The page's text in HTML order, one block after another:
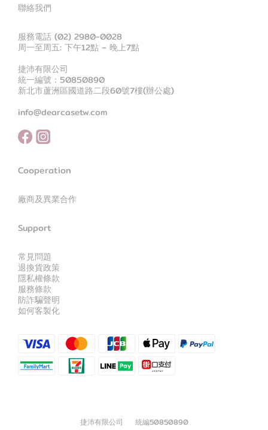
聯絡我們
服務電話 (02) 2980-0028
周一至周五: 下午12點 – 晚上7點
捷沛有限公司
統一編號：50850890
新北市蘆洲區國道路二段60號7樓(辦公處)
info@dearcasetw.com
Cooperation
廠商及異業合作
Support
常見問題
退換貨政策
隱私權條款
服務條款
防詐騙聲明
如何客製化
捷沛有限公司 統編50850890